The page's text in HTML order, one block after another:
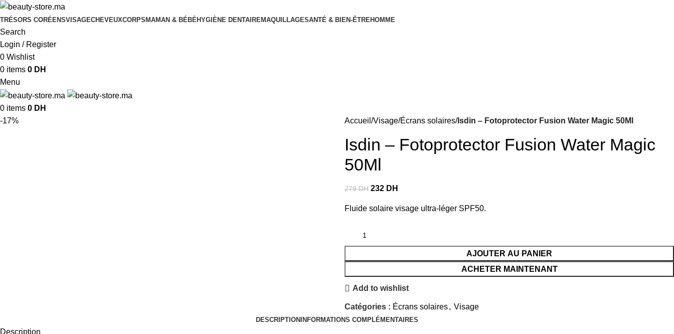
TRÉSORS CORÉENSVISAGECHEVEUXCORPS MAMAN & BÉBÉHYGIÈNE DENTAIREMAQUILLAGESANTÉ & BIEN-ÊTREHOMME
Search
Login / Register
0 Wishlist
0 items 0 DH
Menu
0 items 0 DH
-17%
Accueil Visage Écrans solaires Isdin – Fotoprotector Fusion Water Magic 50Ml
Isdin – Fotoprotector Fusion Water Magic
50Ml
279DH 232 DH
Fluide solaire visage ultra-léger SPF50.
AJOUTER AU PANIER
ACHETER MAINTENANT
Add to wishlist
Catégories : Écrans solaires, Visage
DESCRIPTIONINFORMATIONS COMPLÉMENTAIRES
Description